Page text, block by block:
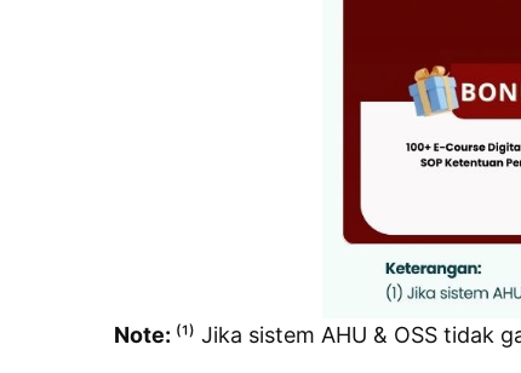
Note: ⁽¹⁾ Jika sistem AHU & OSS tidak